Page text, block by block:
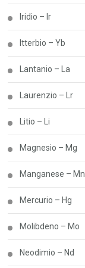
Iridio – Ir
Itterbio – Yb
Lantanio – La
Laurenzio – Lr
Litio – Li
Magnesio – Mg
Manganese – Mn
Mercurio – Hg
Molibdeno – Mo
Neodimio – Nd